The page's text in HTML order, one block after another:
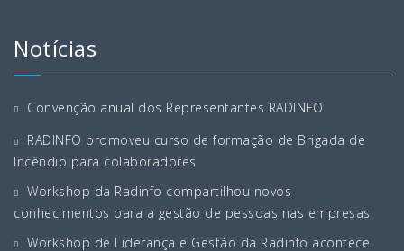
Notícias
Convenção anual dos Representantes RADINFO
RADINFO promoveu curso de formação de Brigada de
Incêndio para colaboradores
Workshop da Radinfo compartilhou novos
conhecimentos para a gestão de pessoas nas empresas
Workshop de Liderança e Gestão da Radinfo acontece